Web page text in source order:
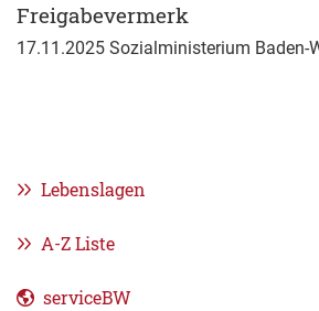
Freigabevermerk
17.11.2025 Sozialministerium Baden-
Lebenslagen
A-Z Liste
serviceBW